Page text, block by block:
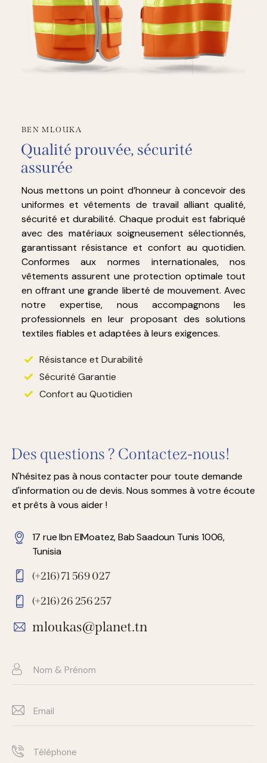
Qualité prouvée, sécurité
assurée
Nous mettons un point d’honneur à concevoir des
uniformes et vêtements de travail alliant qualité,
sécurité et durabilité. Chaque produit est fabriqué
avec des matériaux soigneusement sélectionnés,
garantissant résistance et confort au quotidien.
Conformes aux normes internationales, nos
vêtements assurent une protection optimale tout
en offrant une grande liberté de mouvement. Avec
notre expertise, nous accompagnons les
professionnels en leur proposant des solutions
textiles fiables et adaptées à leurs exigences.
Résistance et Durabilité
Sécurité Garantie
Confort au Quotidien
N'hésitez pas à nous contacter pour toute demande
d'information ou de devis. Nous sommes à votre écoute
et prêts à vous aider !
Tunisia
(+216) 71 569 027
(+216) 26 256 257
mloukas@planet.tn